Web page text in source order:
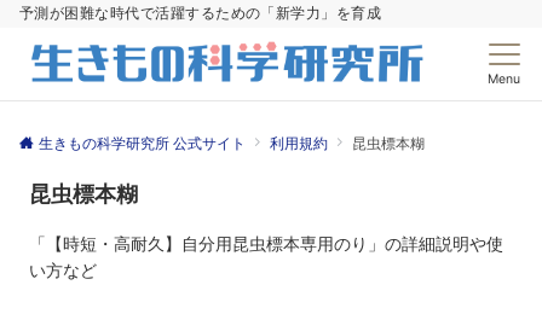
予測が困難な時代で活躍するための「新学力」を育成
Menu
生きもの科学研究所 公式サイト 利用規約 昆虫標本糊
昆虫標本糊
「【時短・高耐久】自分用昆虫標本専用のり」の詳細説明や使
い方など